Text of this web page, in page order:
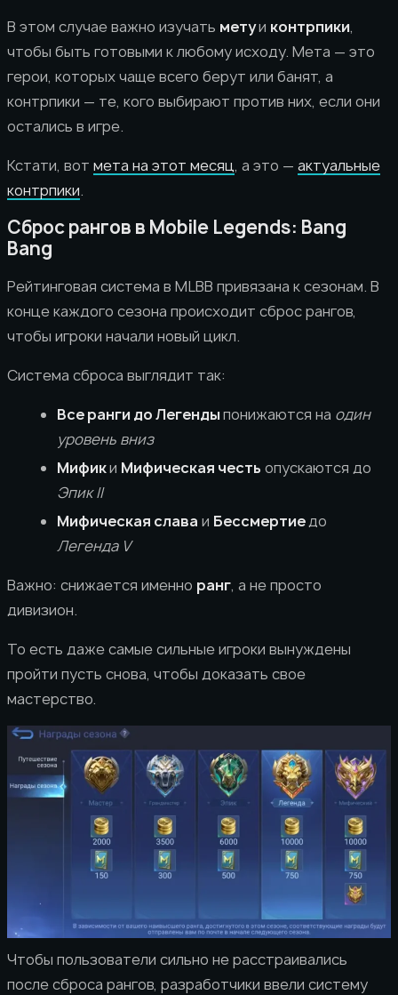
В этом случае важно изучать метуи контрпики,
чтобы быть готовыми к любому исходу. Мета — это
герои, которых чаще всего берут или банят, а
контрпики — те, кого выбирают против них, если они
остались в игре.
Кстати, вот мета на этот месяц, а это — актуальные
контрпики.
Сброс рангов в Mobile Legends: Bang
Bang
Рейтинговая система в MLBB привязана к сезонам. В
конце каждого сезона происходит сброс рангов,
чтобы игроки начали новый цикл.
Система сброса выглядит так:
Все ранги до Легендыпонижаются на один
уровень вниз
Мифики Мифическая честь опускаются до
Эпик II
Мифическая слава и Бессмертиедо
Легенда V
Важно: снижается именно ранг, а не просто
дивизион.
То есть даже самые сильные игроки вынуждены
пройти пусть снова, чтобы доказать свое
мастерство.
Чтобы пользователи сильно не расстраивались
после сброса рангов, разработчики ввели систему